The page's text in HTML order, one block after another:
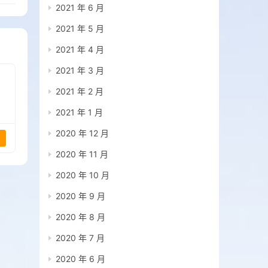
2021 年 6 月
2021 年 5 月
2021 年 4 月
2021 年 3 月
2021 年 2 月
2021 年 1 月
2020 年 12 月
2020 年 11 月
2020 年 10 月
2020 年 9 月
2020 年 8 月
2020 年 7 月
2020 年 6 月